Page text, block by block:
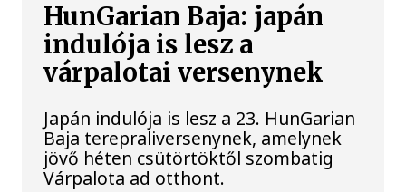
HunGarian Baja: japán
indulója is lesz a
várpalotai versenynek
Japán indulója is lesz a 23. HunGarian
Baja terepraliversenynek, amelynek
jövő héten csütörtöktől szombatig
Várpalota ad otthont.